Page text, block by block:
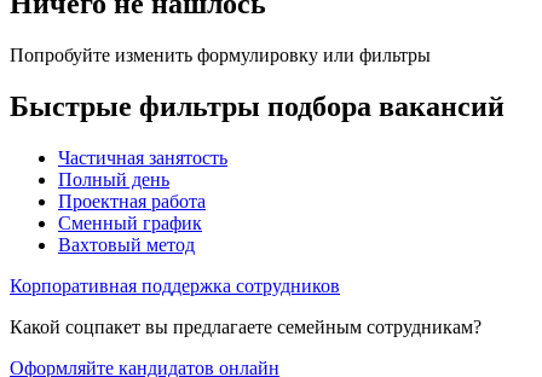
Попробуйте изменить формулировку или фильтры
Быстрые фильтры подбора вакансий
Частичная занятость
Полный день
Проектная работа
Сменный график
Вахтовый метод
Корпоративная поддержка сотрудников
Какой соцпакет вы предлагаете семейным сотрудникам?
Оформляйте кандидатов онлайн